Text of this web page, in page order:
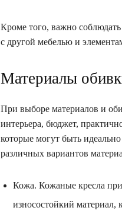
Кроме того, важно
с другой мебелью и
Материалы
При выборе материалов и
интерьера, бюджет,
которые могут быть
различных вариантов
Кожа. Кожаные кресла
износостойкий материал,